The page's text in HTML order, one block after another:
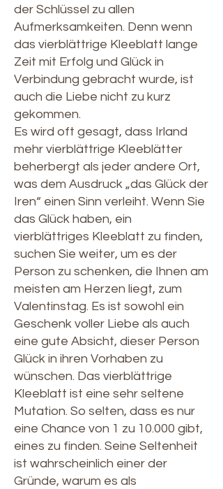
der Schlüssel zu allen
Aufmerksamkeiten. Denn wenn
das vierblättrige Kleeblatt lange
Zeit mit Erfolg und Glück in
Verbindung gebracht wurde, ist
auch die Liebe nicht zu kurz
gekommen.
Es wird oft gesagt, dass Irland
mehr vierblättrige Kleeblätter
beherbergt als jeder andere Ort,
was dem Ausdruck „das Glück der
Iren“ einen Sinn verleiht. Wenn Sie
das Glück haben, ein
vierblättriges Kleeblatt zu finden,
suchen Sie weiter, um es der
Person zu schenken, die Ihnen am
meisten am Herzen liegt, zum
Valentinstag. Es ist sowohl ein
Geschenk voller Liebe als auch
eine gute Absicht, dieser Person
Glück in ihren Vorhaben zu
wünschen. Das vierblättrige
Kleeblatt ist eine sehr seltene
Mutation. So selten, dass es nur
eine Chance von 1 zu 10.000 gibt,
eines zu finden. Seine Seltenheit
ist wahrscheinlich einer der
Gründe, warum es als